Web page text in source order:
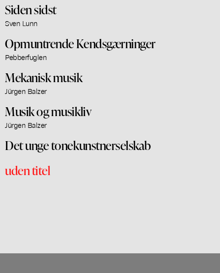
Siden sidst
Sven Lunn
Opmuntrende Kendsgærninger
Pebberfuglen
Mekanisk musik
Jürgen Balzer
Musik og musikliv
Jürgen Balzer
Det unge tonekunstnerselskab
uden titel